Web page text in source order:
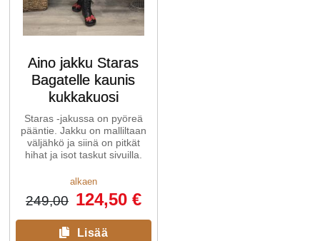
Aino jakku Staras
Bagatelle kaunis
kukkakuosi
Staras -jakussa on pyöreä
pääntie. Jakku on malliltaan
väljähkö ja siinä on pitkät
hihat ja isot taskut sivuilla.
alkaen
249,00 124,50 €
Lisää